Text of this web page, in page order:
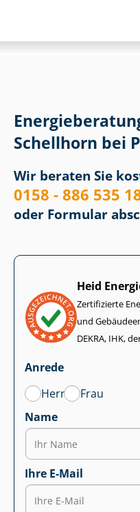
Schellhorn bei
Wir beraten Sie
0158 - 886 535
oder Formular
Heid
Zertifizierte
und
DEKRA, IHK,
Anrede
Herr
Frau
Name
Ihre E-Mail